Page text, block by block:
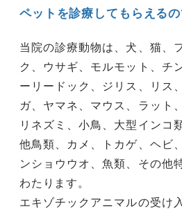
ペットを診療してもらえるの
当院の診療動物は、犬、猫、
ク、ウサギ、モルモット、チ
ーリードック、ジリス、リス
ガ、ヤマネ、マウス、ラット
リネズミ、小鳥、大型インコ
他鳥類、カメ、トカゲ、ヘビ
ンショウウオ、魚類、その他
わたります。
エキゾチックアニマルの受け